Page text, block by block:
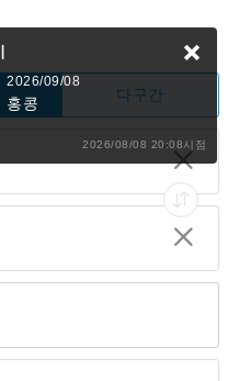
다구간
2026/09/08
홍콩
2026/08/08 20:08시점